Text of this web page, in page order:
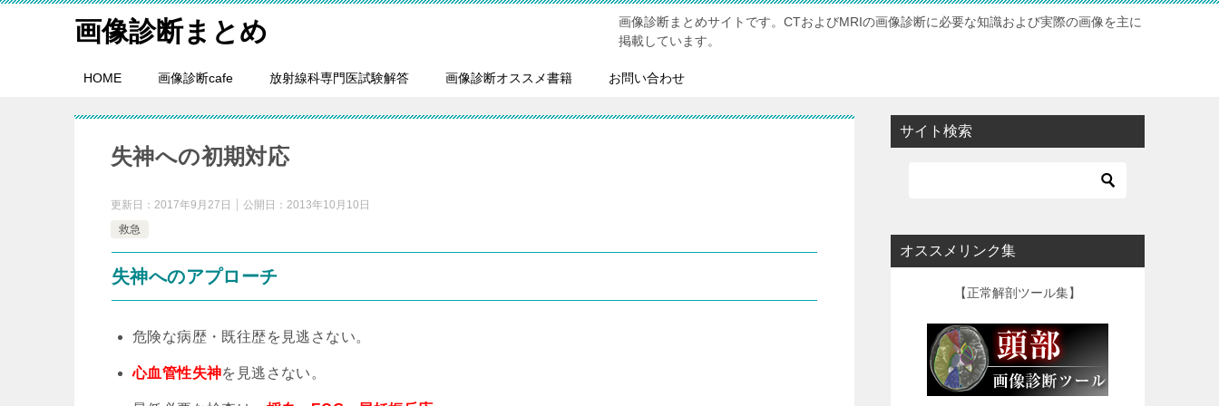
画像診断まとめ
画像診断まとめサイトです。CTおよびMRIの画像診断に必要な知識および実際の画像を主に
掲載しています。
HOME 画像診断cafe 放射線科専門医試験解答 画像診断オススメ書籍 お問い合わせ
失神への初期対応
更新日： 2017年9月27日 公開日： 2013年10月10日
救急
失神へのアプローチ
危険な病歴・既往歴を見逃さない。
心血管性失神を見逃さない。
サイト検索
オススメリンク集
【正常解剖ツール集】